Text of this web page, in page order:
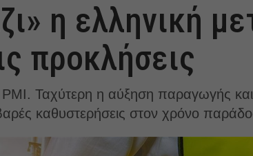
η ελληνική
προκλήσεις
PMI. Ταχύτερη η αύξηση παραγωγής
καθυστερήσεις στον χρόνο